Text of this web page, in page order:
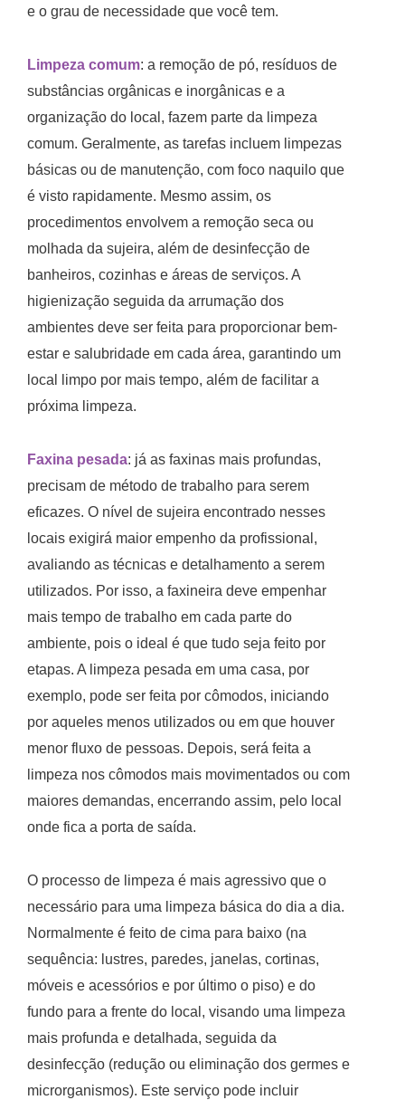
e o grau de necessidade que você tem.
Limpeza comum: a remoção de pó, resíduos de
substâncias orgânicas e inorgânicas e a
organização do local, fazem parte da limpeza
comum. Geralmente, as tarefas incluem limpezas
básicas ou de manutenção, com foco naquilo que
é visto rapidamente. Mesmo assim, os
procedimentos envolvem a remoção seca ou
molhada da sujeira, além de desinfecção de
banheiros, cozinhas e áreas de serviços. A
higienização seguida da arrumação dos
ambientes deve ser feita para proporcionar bem-
estar e salubridade em cada área, garantindo um
local limpo por mais tempo, além de facilitar a
próxima limpeza.
Faxina pesada: já as faxinas mais profundas,
precisam de método de trabalho para serem
eficazes. O nível de sujeira encontrado nesses
locais exigirá maior empenho da profissional,
avaliando as técnicas e detalhamento a serem
utilizados. Por isso, a faxineira deve empenhar
mais tempo de trabalho em cada parte do
ambiente, pois o ideal é que tudo seja feito por
etapas. A limpeza pesada em uma casa, por
exemplo, pode ser feita por cômodos, iniciando
por aqueles menos utilizados ou em que houver
menor fluxo de pessoas. Depois, será feita a
limpeza nos cômodos mais movimentados ou com
maiores demandas, encerrando assim, pelo local
onde fica a porta de saída.
O processo de limpeza é mais agressivo que o
necessário para uma limpeza básica do dia a dia.
Normalmente é feito de cima para baixo (na
sequência: lustres, paredes, janelas, cortinas,
móveis e acessórios e por último o piso) e do
fundo para a frente do local, visando uma limpeza
mais profunda e detalhada, seguida da
desinfecção (redução ou eliminação dos germes e
microrganismos). Este serviço pode incluir